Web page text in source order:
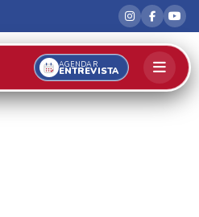
AGENDAR
ENTREVISTA